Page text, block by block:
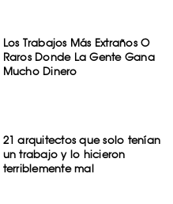
Los Trabajos Más Extraños O
Raros Donde La Gente Gana
Mucho Dinero
21 arquitectos que solo tenían
un trabajo y lo hicieron
terriblemente mal